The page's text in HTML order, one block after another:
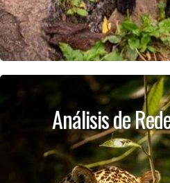
Análisis de